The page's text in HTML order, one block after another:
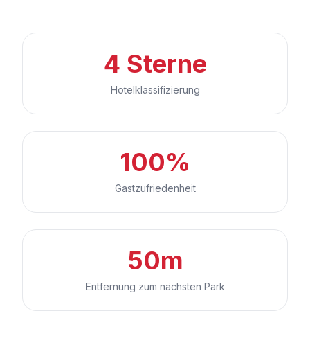
4 Sterne
Hotelklassifizierung
100%
Gastzufriedenheit
50m
Entfernung zum nächsten Park